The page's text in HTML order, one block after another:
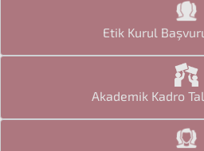
Etik Kurul
Akademik Kadro